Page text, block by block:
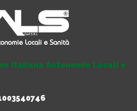
Italiana Autonomie Locali e